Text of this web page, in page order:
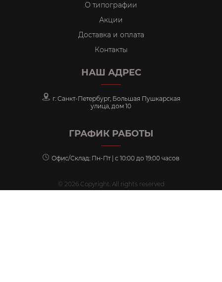
О типографии
Акции
Доставка и оплата
Контакты
НАШ АДРЕС
г. Санкт-Петербург, Большая Пушкарская
улица, дом 10
ГРАФИК РАБОТЫ
Офис/Склад: Пн-Пт | с 10:00 до 19:00 часов
© 2026 Copyright. All rights reserved